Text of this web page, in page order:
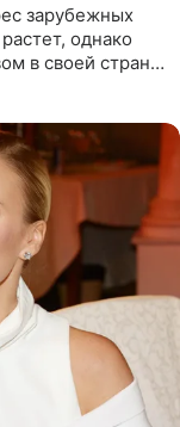
зарубежных
однако
в своей стране